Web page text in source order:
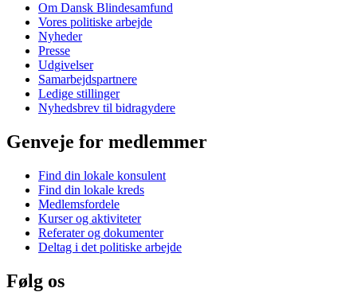
Om Dansk Blindesamfund
Vores politiske arbejde
Nyheder
Presse
Udgivelser
Samarbejdspartnere
Ledige stillinger
Nyhedsbrev til bidragydere
Genveje for medlemmer
Find din lokale konsulent
Find din lokale kreds
Medlemsfordele
Kurser og aktiviteter
Referater og dokumenter
Deltag i det politiske arbejde
Følg os